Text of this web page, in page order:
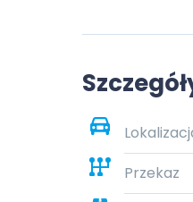
Przekaz